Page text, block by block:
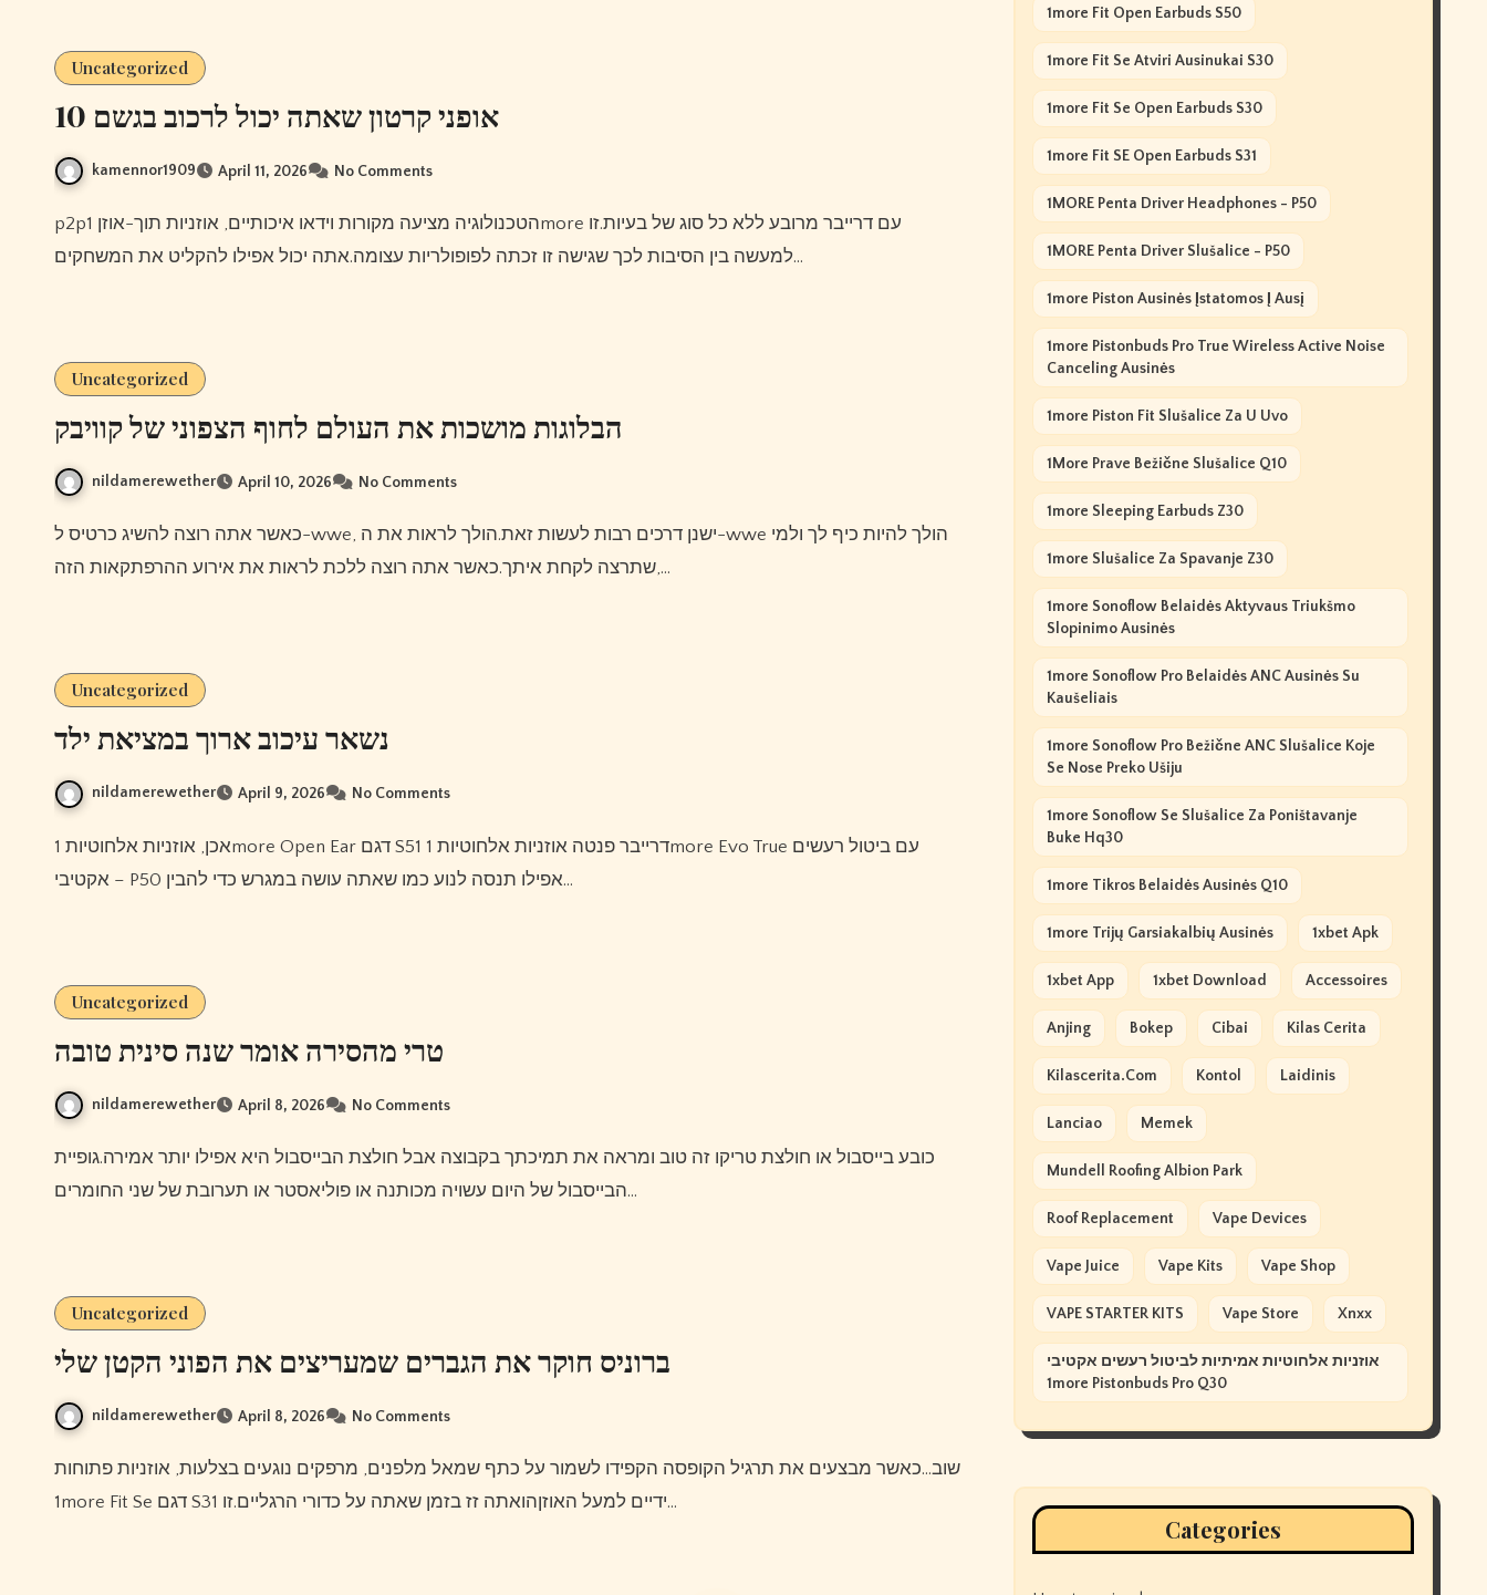
Uncategorized
10 אופני קרטון שאתה יכול לרכוב בגשם
kamennor1909 April 11, 2026 No Comments
p2pהטכנולוגיה מציעה מקורות וידאו איכותיים, אוזניות תוך-אוזן 1more עם דרייבר מרובע ללא כל סוג של בעיות.זו
למעשה בין הסיבות לכך שגישה זו זכתה לפופולריות עצומה.אתה יכול אפילו להקליט את המשחקים…
Uncategorized
הבלוגות מושכות את העולם לחוף הצפוני של קוויבק
nildamerewether April 10, 2026 No Comments
כאשר אתה רוצה להשיג כרטיס ל-wwe, ישנן דרכים רבות לעשות זאת.הולך לראות את ה-wwe הולך להיות כיף לך ולמי
שתרצה לקחת איתך.כאשר אתה רוצה ללכת לראות את אירוע ההרפתקאות הזה,…
Uncategorized
נשאר עיכוב ארוך במציאת ילד
nildamerewether April 9, 2026 No Comments
אכן, אוזניות אלחוטיות 1more Open Ear דגם S51 דרייבר פנטה אוזניות אלחוטיות 1more Evo True עם ביטול רעשים
אקטיבי – P50 אפילו תנסה לנוע כמו שאתה עושה במגרש כדי להבין…
Uncategorized
טרי מהסירה אומר שנה סינית טובה
nildamerewether April 8, 2026 No Comments
כובע בייסבול או חולצת טריקו זה טוב ומראה את תמיכתך בקבוצה אבל חולצת הבייסבול היא אפילו יותר אמירה.גופיית
הבייסבול של היום עשויה מכותנה או פוליאסטר או תערובת של שני החומרים…
Uncategorized
ברוניס חוקר את הגברים שמעריצים את הפוני הקטן שלי
nildamerewether April 8, 2026 No Comments
שוב…כאשר מבצעים את תרגיל הקופסה הקפידו לשמור על כתף שמאל מלפנים, מרפקים נוגעים בצלעות, אוזניות פתוחות
1more Fit Se דגם S31 ידיים למעל האוזןהואתה זז בזמן שאתה על כדורי הרגליים.זו…
1more Fit Open Earbuds S50
1more Fit Se Atviri Ausinukai S30
1more Fit Se Open Earbuds S30
1more Fit SE Open Earbuds S31
1MORE Penta Driver Headphones - P50
1MORE Penta Driver Slušalice - P50
1more Piston Ausinės Įstatomos Į Ausį
1more Pistonbuds Pro True Wireless Active Noise
Canceling Ausinės
1more Piston Fit Slušalice Za U Uvo
1More Prave Bežične Slušalice Q10
1more Sleeping Earbuds Z30
1more Slušalice Za Spavanje Z30
1more Sonoflow Belaidės Aktyvaus Triukšmo
Slopinimo Ausinės
1more Sonoflow Pro Belaidės ANC Ausinės Su
Kaušeliais
1more Sonoflow Pro Bežične ANC Slušalice Koje
Se Nose Preko Ušiju
1more Sonoflow Se Slušalice Za Poništavanje
Buke Hq30
1more Tikros Belaidės Ausinės Q10
1more Trijų Garsiakalbių Ausinės 1xbet Apk
1xbet App 1xbet Download Accessoires
Anjing Bokep Cibai Kilas Cerita
Kilascerita.com Kontol Laidinis
Lanciao Memek
Mundell Roofing Albion Park
Roof Replacement Vape Devices
Vape Juice Vape Kits Vape Shop
VAPE STARTER KITS Vape Store Xnxx
אוזניות אלחוטיות אמיתיות לביטול רעשים אקטיבי
1more Pistonbuds Pro Q30
Categories